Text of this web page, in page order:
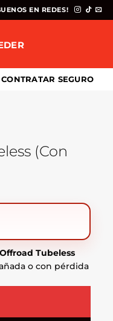
EN REDES!
CONTRATAR SEGURO
(Con
Tubeless
o con pérdida